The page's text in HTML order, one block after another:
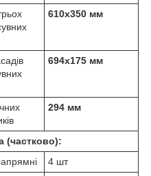
610х350 мм
694х175 мм
294 мм
(частково):
4 шт